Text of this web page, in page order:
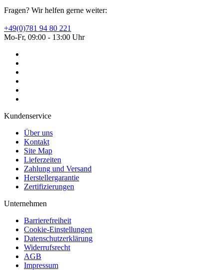
Fragen? Wir helfen gerne weiter:
+49(0)781 94 80 221
Mo-Fr, 09:00 - 13:00 Uhr
Kundenservice
Über uns
Kontakt
Site Map
Lieferzeiten
Zahlung und Versand
Herstellergarantie
Zertifizierungen
Unternehmen
Barrierefreiheit
Cookie-Einstellungen
Datenschutzerklärung
Widerrufsrecht
AGB
Impressum